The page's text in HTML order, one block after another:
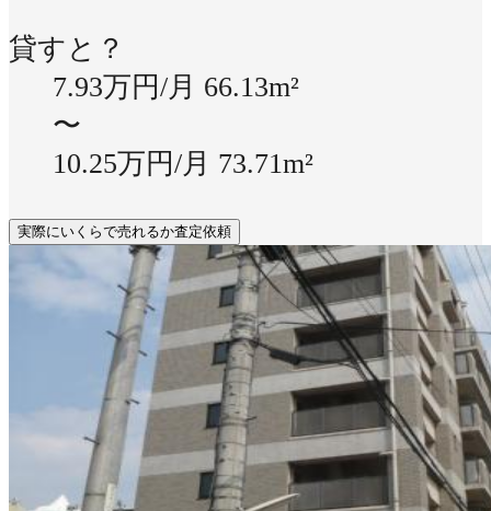
貸すと？
7.93万円/月 66.13m²
〜
10.25万円/月 73.71m²
実際にいくらで売れるか査定依頼